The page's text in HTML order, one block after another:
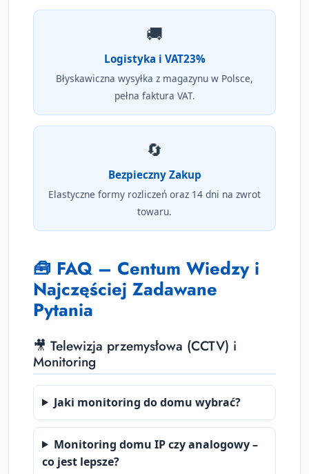
🚚
Logistyka i VAT23%
Błyskawiczna wysyłka z magazynu w Polsce,
pełna faktura VAT.
🔄
Bezpieczny Zakup
Elastyczne formy rozliczeń oraz 14 dni na zwrot
towaru.
🧰 FAQ – Centum Wiedzy i
Najczęściej Zadawane
Pytania
🎥 Telewizja przemysłowa (CCTV) i
Monitoring
Jaki monitoring do domu wybrać?
Monitoring domu IP czy analogowy –
co jest lepsze?